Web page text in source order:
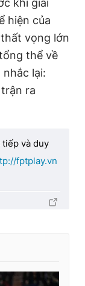
khi giải
hiện của
vọng lớn
thể về
nhắc lại:
ra
tiếp và duy
fptplay.vn